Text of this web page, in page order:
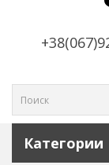
Категории